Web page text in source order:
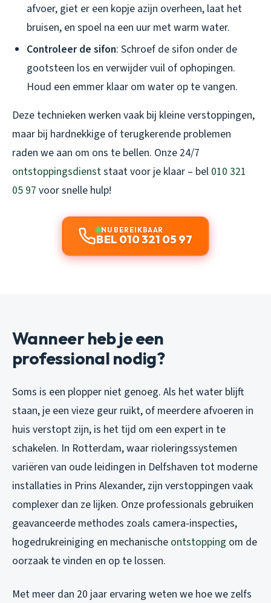
afvoer, giet er een kopje azijn overheen, laat het
bruisen, en spoel na een uur met warm water.
Controleer de sifon: Schroef de sifon onder de
gootsteen los en verwijder vuil of ophopingen.
Houd een emmer klaar om water op te vangen.
Deze technieken werken vaak bij kleine verstoppingen,
maar bij hardnekkige of terugkerende problemen
raden we aan om ons te bellen. Onze 24/7
ontstoppingsdienststaat voor je klaar – bel 010 321
05 97 voor snelle hulp!
NU BEREIKBAAR
BEL 010 321 05 97
Wanneer heb je een
professional nodig?
Soms is een plopper niet genoeg. Als het water blijft
staan, je een vieze geur ruikt, of meerdere afvoeren in
huis verstopt zijn, is het tijd om een expert in te
schakelen. In Rotterdam, waar rioleringssystemen
variëren van oude leidingen in Delfshaven tot moderne
installaties in Prins Alexander, zijn verstoppingen vaak
complexer dan ze lijken. Onze professionals gebruiken
geavanceerde methodes zoals camera-inspecties,
hogedrukreiniging en mechanische ontstopping om de
oorzaak te vinden en op te lossen.
Met meer dan 20 jaar ervaring weten we hoe we zelfs